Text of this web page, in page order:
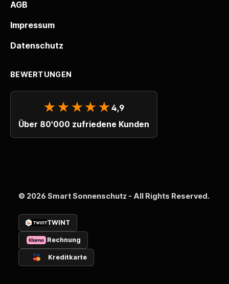
AGB
Impressum
Datenschutz
BEWERTUNGEN
★★★★★4,9
Über 80'000 zufriedene Kunden
© 2026 Smart Sonnenschutz - All Rights Reserved.
TWINT
Rechnung
Kreditkarte